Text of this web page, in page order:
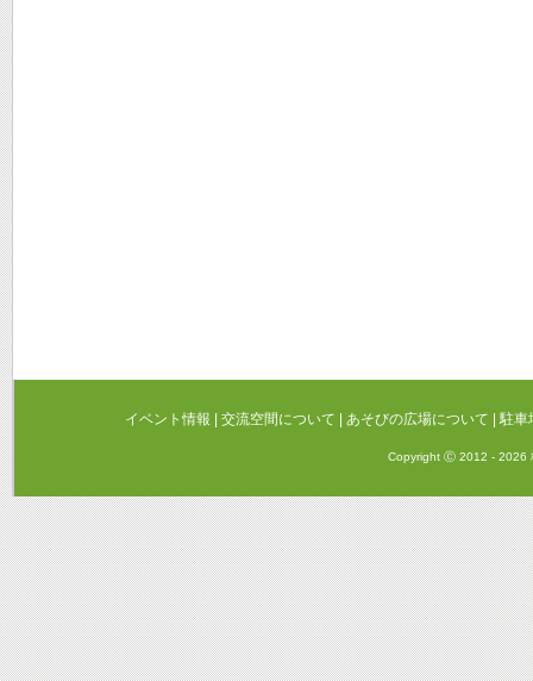
イベント情報 交流空間について あそびの広場について |駐車
Copyright Ⓒ 2012 - 2026